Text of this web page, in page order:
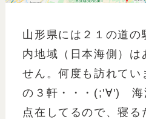
山形県には２１の道の
内地域（日本海側）は
せん。何度も訪れてい
の３軒・・・(;'∀') 海
点在してるので、寝る